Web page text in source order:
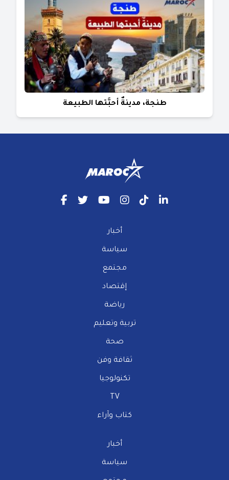
طنجة، مدينةٌ أحبَّتها الطبيعة
أخبار
سياسة
مجتمع
إقتصاد
رياضة
تربية وتعليم
صحة
ثقافة وفن
تكنولوجيا
TV
كتاب وآراء
أخبار
سياسة